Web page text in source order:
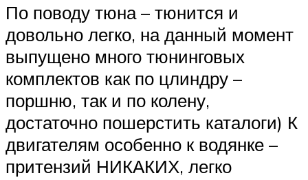
По поводу тюна – тюнится и
довольно легко, на данный момент
выпущено много тюнинговых
комплектов как по цлиндру –
поршню, так и по колену,
достаточно пошерстить каталоги) К
двигателям особенно к водянке –
притензий НИКАКИХ, легко